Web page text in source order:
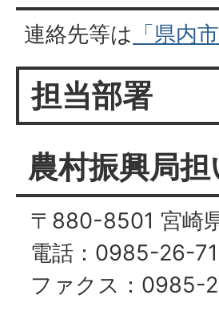
連絡先等は 「県内
担当部署
農村振興局
〒880-8501 宮崎
電話：0985-26-
ファクス：0985-